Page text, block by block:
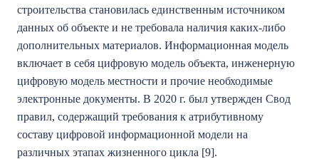
строительства становилась единственным источником
данных об объекте и не требовала наличия каких-либо
дополнительных материалов. Информационная модель
включает в себя цифровую модель объекта, инженерную
цифровую модель местности и прочие необходимые
электронные документы. В 2020 г. был утвержден Свод
правил, содержащий требования к атрибутивному
составу цифровой информационной модели на
различных этапах жизненного цикла [9].